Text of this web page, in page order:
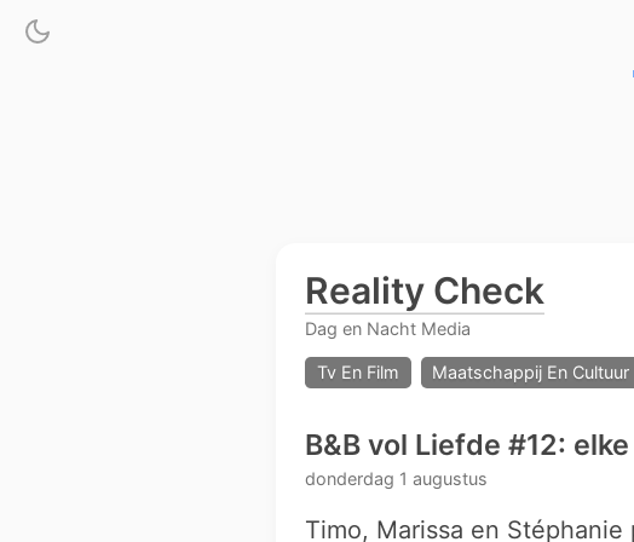
Reality Check
Dag en Nacht Media
Tv En Film Maatschappij En Cultuur
B&B vol Liefde #12:
donderdag 1 augustus
Timo, Marissa en